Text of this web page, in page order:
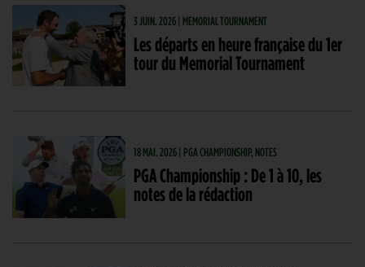
3 JUIN. 2026 | MEMORIAL TOURNAMENT
Les départs en heure française du 1er
tour du Memorial Tournament
18 MAI. 2026 | PGA CHAMPIONSHIP, NOTES
PGA Championship : De 1 à 10, les
notes de la rédaction